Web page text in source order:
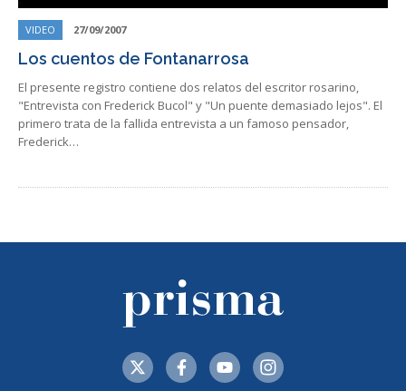
VIDEO 27/09/2007
Los cuentos de Fontanarrosa
El presente registro contiene dos relatos del escritor rosarino,
"Entrevista con Frederick Bucol" y "Un puente demasiado lejos". El
primero trata de la fallida entrevista a un famoso pensador,
Frederick…